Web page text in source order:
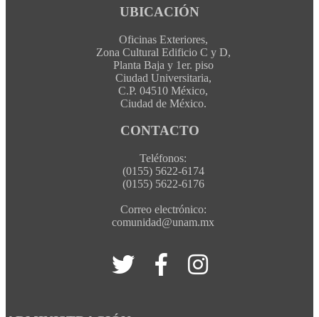
UBICACIÓN
Oficinas Exteriores,
Zona Cultural Edificio C y D,
Planta Baja y 1er. piso
Ciudad Universitaria,
C.P. 04510 México,
Ciudad de México.
CONTACTO
Teléfonos:
(0155) 5622-6174
(0155) 5622-6176
Correo electrónico:
comunidad@unam.mx